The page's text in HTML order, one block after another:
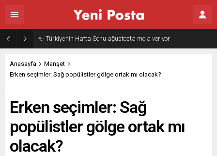
Gazze’nin geleceği: Teknokratik kontrol mü, kolonializm mi?
Anasayfa
Manşet
Erken seçimler: Sağ popülistler gölge ortak mı olacak?
Erken seçimler: Sağ
popülistler gölge ortak mı
olacak?